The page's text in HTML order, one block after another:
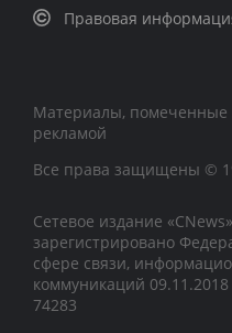
Правовая
Материалы, помеченные
рекламой
Все права защищены ©
Сетевое издание
зарегистрировано
сфере связи,
коммуникаций
74283